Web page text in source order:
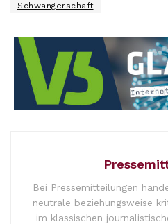
Schwangerschaft
Bei Pressemitteilungen
neutrale beziehungsweise
im klassischen